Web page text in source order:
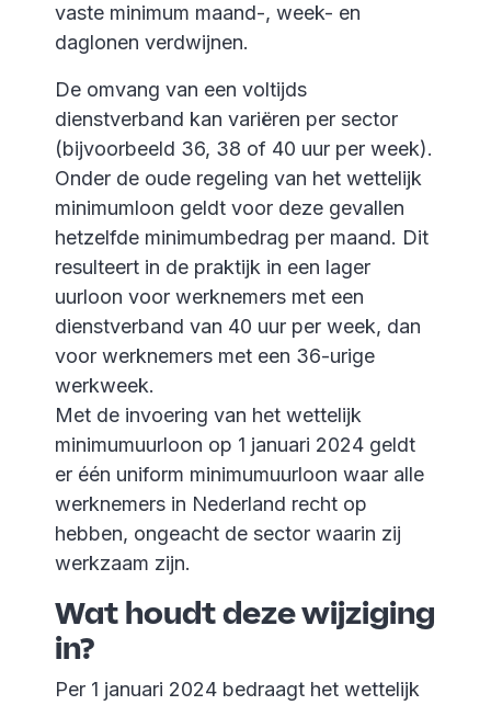
vaste minimum maand-, week- en
daglonen verdwijnen.
De omvang van een voltijds
dienstverband kan variëren per sector
(bijvoorbeeld 36, 38 of 40 uur per week).
Onder de oude regeling van het wettelijk
minimumloon geldt voor deze gevallen
hetzelfde minimumbedrag per maand. Dit
resulteert in de praktijk in een lager
uurloon voor werknemers met een
dienstverband van 40 uur per week, dan
voor werknemers met een 36-urige
werkweek.
Met de invoering van het wettelijk
minimumuurloon op 1 januari 2024 geldt
er één uniform minimumuurloon waar alle
werknemers in Nederland recht op
hebben, ongeacht de sector waarin zij
werkzaam zijn.
Wat houdt deze wijziging
in?
Per 1 januari 2024 bedraagt het wettelijk